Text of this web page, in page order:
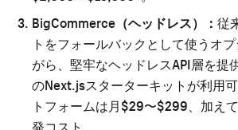
BigCommerce（ヘッドレス）： 従
トをフォールバックとして使うオ
がら、堅牢なヘッドレスAPI層を提
のNext.jsスターターキットが利用
トフォームは月$29〜$299、加え
発コスト。